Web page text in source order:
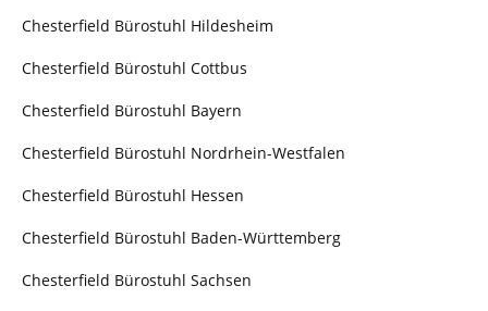
Chesterfield Bürostuhl Hildesheim
Chesterfield Bürostuhl Cottbus
Chesterfield Bürostuhl Bayern
Chesterfield Bürostuhl Nordrhein-Westfalen
Chesterfield Bürostuhl Hessen
Chesterfield Bürostuhl Baden-Württemberg
Chesterfield Bürostuhl Sachsen